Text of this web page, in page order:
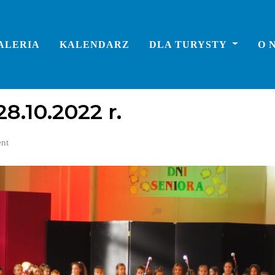
KALENDARZ DLA TURYSTY O
r.